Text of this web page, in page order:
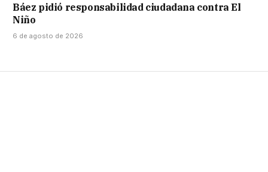
Báez pidió responsabilidad ciudadana contra El
Niño
6 de agosto de 2026